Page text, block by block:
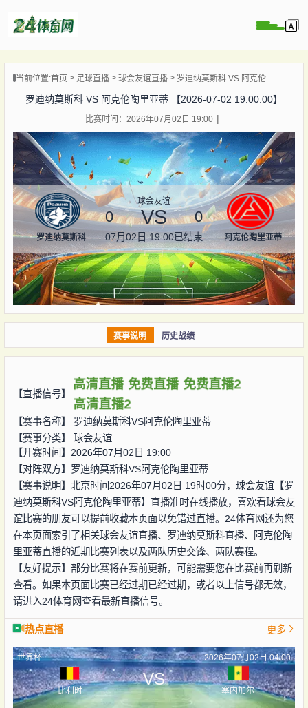
播
播
播
当前位置:首页 足球直播 球会友谊直播 罗迪纳莫斯科 VS 阿克伦陶里亚蒂 【2026-07-02 19:00:00】
罗迪纳莫斯科 VS 阿克伦陶里亚蒂 【2026-07-02 19:00:00】
比赛时间：2026年07月02日 19:00
罗迪纳莫斯科
球会友谊
0 VS 0
07月02日 19:00已结束 阿克伦陶里亚蒂
赛事说明 历史战绩
【直播信号】
高清直播 免费直播 免费直播2
高清直播2
【赛事名称】 罗迪纳莫斯科VS阿克伦陶里亚蒂
【赛事分类】 球会友谊
【开赛时间】2026年07月02日 19:00
【对阵双方】 罗迪纳莫斯科VS阿克伦陶里亚蒂
【赛事说明】北京时间2026年07月02日 19时00分，球会友谊【罗
迪纳莫斯科VS阿克伦陶里亚蒂】直播准时在线播放，喜欢看球会友
谊比赛的朋友可以提前收藏本页面以免错过直播。24体育网还为您
在本页面索引了相关球会友谊直播、罗迪纳莫斯科直播、阿克伦陶
里亚蒂直播的近期比赛列表以及两队历史交锋、两队赛程。
【友好提示】部分比赛将在赛前更新，可能需要您在比赛前再刷新
查看。如果本页面比赛已经过期已经过期，或者以上信号都无效，
请进入24体育网查看最新直播信号。
热点直播 更多
世界杯 2026年07月02日 04:00
比利时
VS
塞内加尔